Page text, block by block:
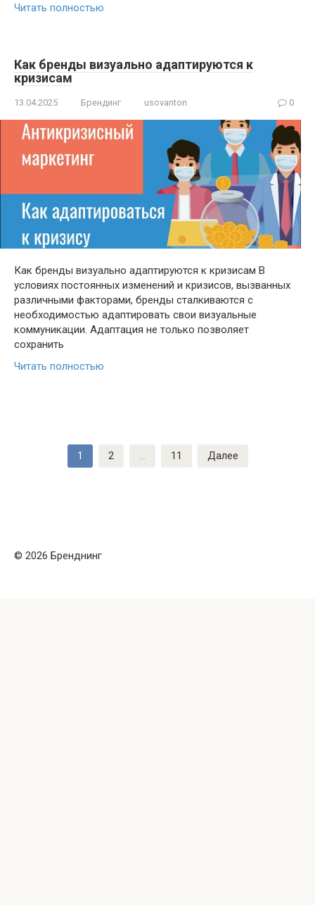
Читать полностью
Как бренды визуально адаптируются к
кризисам
13.04.2025 Брендинг usovanton 0
Как бренды визуально адаптируются к кризисам В
условиях постоянных изменений и кризисов, вызванных
различными факторами, бренды сталкиваются с
необходимостью адаптировать свои визуальные
коммуникации. Адаптация не только позволяет
сохранить
Читать полностью
1 2 … 11 Далее
© 2026 Бренднинг